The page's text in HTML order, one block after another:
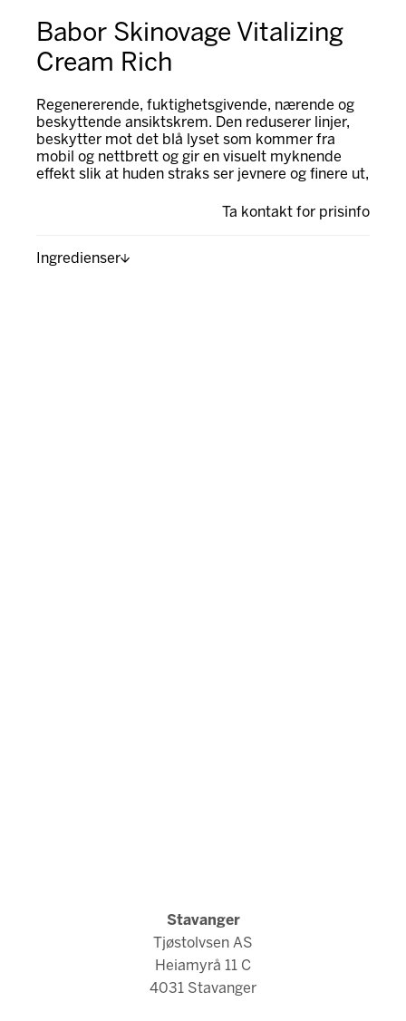
Babor Skinovage Vitalizing
Cream Rich
Regenererende, fuktighetsgivende, nærende og
beskyttende ansiktskrem. Den reduserer linjer,
beskytter mot det blå lyset som kommer fra
mobil og nettbrett og gir en visuelt myknende
effekt slik at huden straks ser jevnere og finere ut,
Ta kontakt for prisinfo
Ingredienser
Stavanger
Tjøstolvsen AS
Heiamyrå 11 C
4031 Stavanger